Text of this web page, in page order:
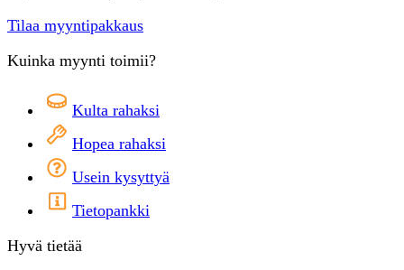
Tilaa myyntipakkaus
Kuinka myynti toimii?
Kulta rahaksi
Hopea rahaksi
Usein kysyttyä
Tietopankki
Hyvä tietää